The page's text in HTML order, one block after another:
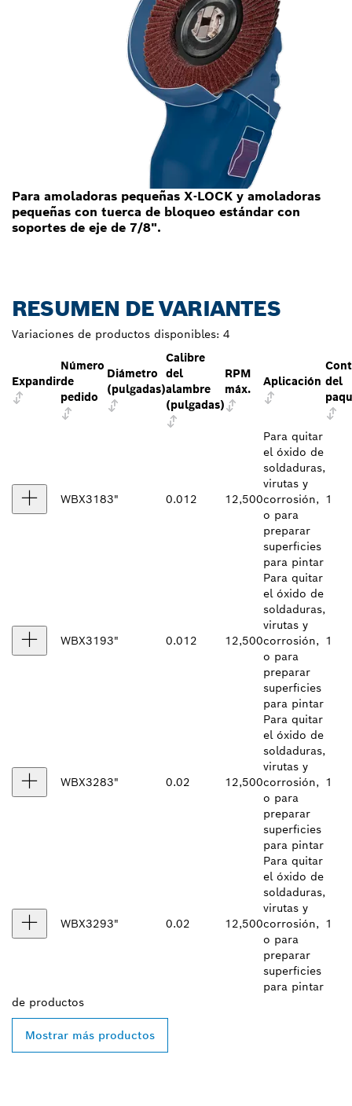
Para amoladoras pequeñas X-LOCK y amoladoras
pequeñas con tuerca de bloqueo estándar con
soportes de eje de 7/8".
RESUMEN DE VARIANTES
Variaciones de productos disponibles: 4
Expandir
Número
de
pedido
Diámetro
(pulgadas)
Calibre
del
alambre
(pulgadas)
RPM
máx.
Aplicación del
WBX3183" 0.012 12,500
Para quitar
el óxido de
soldaduras,
virutas y
corrosión,
o para
preparar
superficies
para pintar
1
WBX3193" 0.012 12,500
Para quitar
el óxido de
soldaduras,
virutas y
corrosión,
o para
preparar
superficies
para pintar
1
WBX3283" 0.02 12,500
Para quitar
el óxido de
soldaduras,
virutas y
corrosión,
o para
preparar
superficies
para pintar
1
WBX3293" 0.02 12,500
Para quitar
el óxido de
soldaduras,
virutas y
corrosión,
o para
preparar
superficies
para pintar
1
de productos
Mostrar más productos